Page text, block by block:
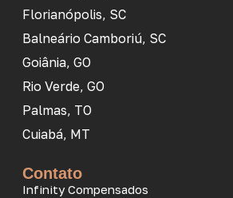
Florianópolis, SC
Balneário Camboriú, SC
Goiânia, GO
Rio Verde, GO
Palmas, TO
Cuiabá, MT
Contato
Infinity Compensados